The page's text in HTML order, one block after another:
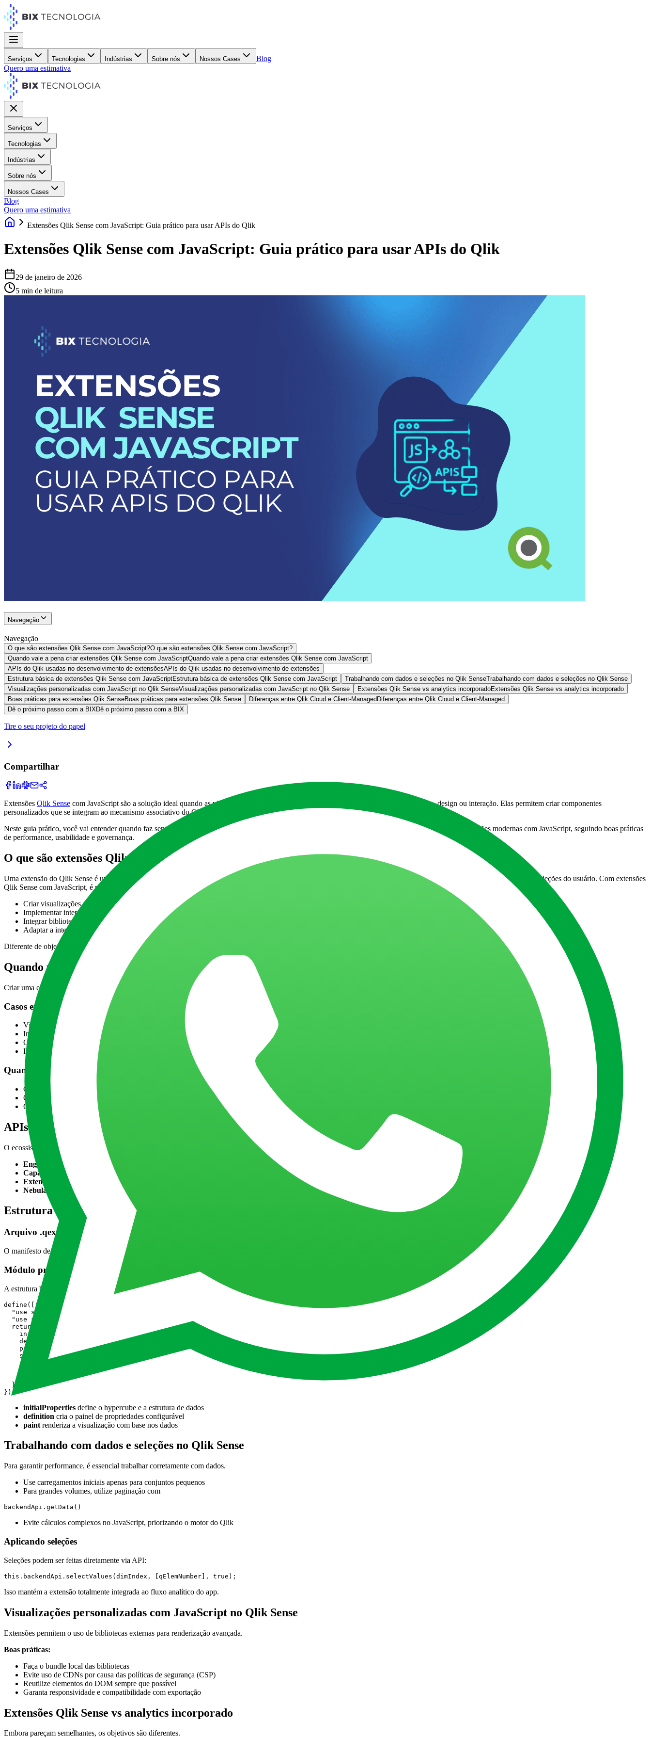
Serviços Tecnologias Indústrias Sobre nós Nossos Cases
Blog
Quero uma estimativa
Serviços
Tecnologias
Indústrias
Sobre nós
Nossos Cases
Blog
Quero uma estimativa
Extensões Qlik Sense com JavaScript: Guia prático para usar APIs do Qlik
Extensões Qlik Sense com JavaScript: Guia prático para usar APIs do Qlik
29 de janeiro de 2026
5 min de leitura
Navegação
Navegação
O que são extensões Qlik Sense com JavaScript?O que são extensões Qlik Sense com JavaScript?
Quando vale a pena criar extensões Qlik Sense com JavaScriptQuando vale a pena criar extensões Qlik Sense com JavaScript
APIs do Qlik usadas no desenvolvimento de extensõesAPIs do Qlik usadas no desenvolvimento de extensões
Estrutura básica de extensões Qlik Sense com JavaScriptEstrutura básica de extensões Qlik Sense com JavaScript Trabalhando com dados e seleções no Qlik SenseTrabalhando com dados e seleções no Qlik Sense
Visualizações personalizadas com JavaScript no Qlik SenseVisualizações personalizadas com JavaScript no Qlik Sense Extensões Qlik Sense vs analytics incorporadoExtensões Qlik Sense vs analytics incorporado
Boas práticas para extensões Qlik SenseBoas práticas para extensões Qlik Sense Diferenças entre Qlik Cloud e Client-Managed Diferenças entre Qlik Cloud e Client-Managed
Dê o próximo passo com a BIX Dê o próximo passo com a BIX
Tire o seu projeto do papel
Compartilhar
Extensões Qlik Sense com JavaScript são a solução ideal quando as visualizações nativas não atendem a necessidades específicas de negócio, design ou interação. Elas permitem criar componentes
personalizados que se integram ao mecanismo associativo do Qlik, oferecendo maior controle sobre a experiência analítica.
Neste guia prático, você vai entender quando faz sentido criar extensões no Qlik Sense, quais APIs do Qlik utilizar em cada cenário e como estruturar extensões modernas com JavaScript, seguindo boas práticas
de performance, usabilidade e governança.
O que são extensões Qlik Sense com JavaScript?
Uma extensão do Qlik Sense é um componente visual personalizado que roda dentro de um aplicativo Qlik, utilizando o mesmo motor associativo e respeitando o contexto de seleções do usuário. Com extensões
Qlik Sense com JavaScript, é possível:
Criar visualizações que não existem nativamente na plataforma
Implementar interações personalizadas
Integrar bibliotecas JavaScript externas, como D3.js ou Chart.js
Adaptar a interface ao design system da empresa
Diferente de objetos nativos, extensões oferecem flexibilidade total de layout e comportamento, mantendo integração com filtros, seleções e estados do Qlik.
Quando vale a pena criar extensões Qlik Sense com JavaScript
Criar uma extensão faz sentido quando a necessidade vai além do que os gráficos padrão conseguem entregar.
Casos em que extensões são indicadas
Visualizações específicas que não existem no Qlik
Interfaces com requisitos visuais muito específicos
Componentes reutilizáveis em múltiplos aplicativos
Integrações com lógica ou serviços externos
Quando evitar extensões
Quando uma visualização nativa atende ao objetivo
Quando o objetivo é apenas incorporar dashboards em um portal
Quando a análise não precisa acontecer dentro do Qlik
APIs do Qlik usadas no desenvolvimento de extensões
O ecossistema do Qlik oferece diferentes APIs, cada uma indicada para um tipo de uso, inclusive para automação e integração de sistemas no Qlik Cloud
em cenários mais avançados.
Engine API (via enigma.js) : ideal para operações avançadas, consultas complexas e manipulação direta do modelo de dados.
Capability APIs (qlik.js)
: usadas para controlar objetos Qlik e incorporar visualizações em aplicações client-managed.
Extension APIs e Backend APIs
: base para o desenvolvimento de extensões, permitindo acesso a dados, seleções e eventos.
Nebula.js
: framework moderno para criação de visualizações reutilizáveis dentro ou fora do Qlik Sense.
Estrutura básica de extensões Qlik Sense com JavaScript
Arquivo .qext
O manifesto define metadados da extensão, como nome, versão, tipo e autor.
Módulo principal em JavaScript
A estrutura básica segue o padrão AMD:
define(["qlik"], function (qlik) {
  "use strict";
  "use strict";
  return {
    initialProperties: {},
    definition: {},
    paint: function ($element, layout) {},
    support: {
      snapshot: true,
      export: true
    }
  };
initialProperties define o hypercube e a estrutura de dados
definition cria o painel de propriedades configurável
paint renderiza a visualização com base nos dados
Trabalhando com dados e seleções no Qlik Sense
Para garantir performance, é essencial trabalhar corretamente com dados.
Use carregamentos iniciais apenas para conjuntos pequenos
Para grandes volumes, utilize paginação com
Evite cálculos complexos no JavaScript, priorizando o motor do Qlik
Aplicando seleções
Seleções podem ser feitas diretamente via API:
Isso mantém a extensão totalmente integrada ao fluxo analítico do app.
Visualizações personalizadas com JavaScript no Qlik Sense
Extensões permitem o uso de bibliotecas externas para renderização avançada.
Boas práticas:
Faça o bundle local das bibliotecas
Evite uso de CDNs por causa das políticas de segurança (CSP)
Reutilize elementos do DOM sempre que possível
Garanta responsividade e compatibilidade com exportação
Extensões Qlik Sense vs analytics incorporado
Embora pareçam semelhantes, os objetivos são diferentes.